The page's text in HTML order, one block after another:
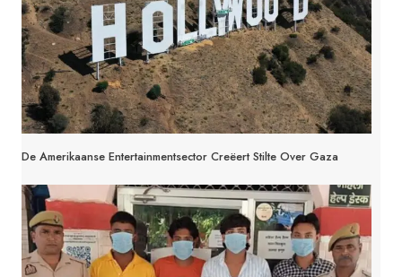
De Amerikaanse Entertainmentsector Creëert Stilte Over Gaza